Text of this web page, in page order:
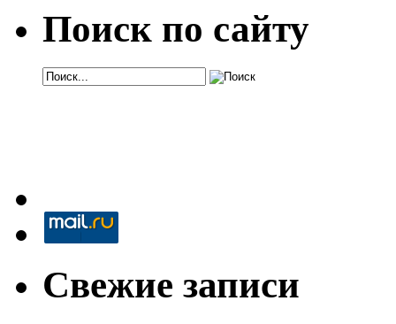
Поиск по сайту
Свежие записи